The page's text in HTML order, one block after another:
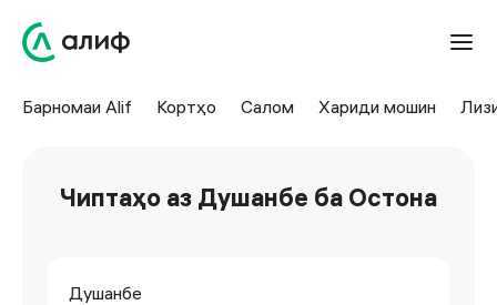
Барномаи Alif Кортҳо Салом Хариди мошин
Чиптаҳо аз Душанбе ба Остона
Душанбе